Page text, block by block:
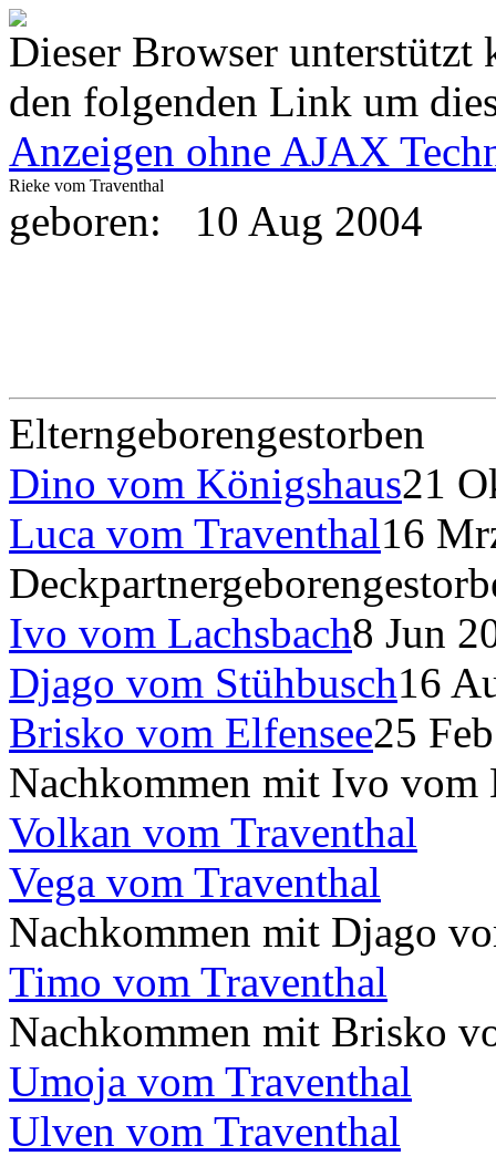
Dieser Browser
den folgenden Link um
Anzeigen ohne AJAX
Rieke vom Traventhal
geboren: 10 Aug 2004
Elterngeborengestorben
Dino vom Königshaus21
Luca vom Traventhal16
Deckpartnergeboren
Ivo vom Lachsbach8 Jun
Djago vom Stühbusch16
Brisko vom Elfensee25
Nachkommen mit Ivo vom
Volkan vom Traventhal
Vega vom Traventhal
Nachkommen mit Djago
Timo vom Traventhal
Nachkommen mit Brisko
Umoja vom Traventhal
Ulven vom Traventhal